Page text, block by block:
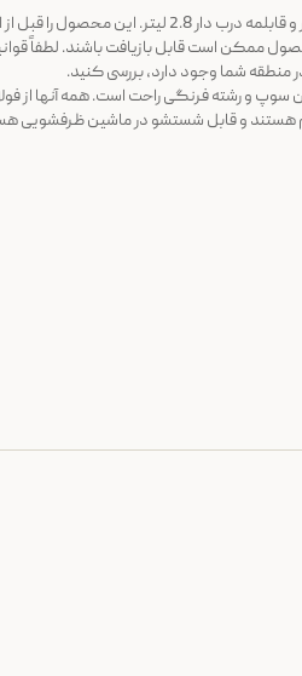
شامل: قابلمه 0.9 لیتر، قابلمه درب دار 1.7 لیتر و قابلمه درب دار 2.8 لیتر.
ممکن است قابل بازیافت باشند. لطفاً
منطقه شما وجود دارد، بررسی کنید.
ای، پختن سوپ و رشته فرنگی راحت است. همه آنها از
هستند و قابل شستشو در ماشین ظرفشویی